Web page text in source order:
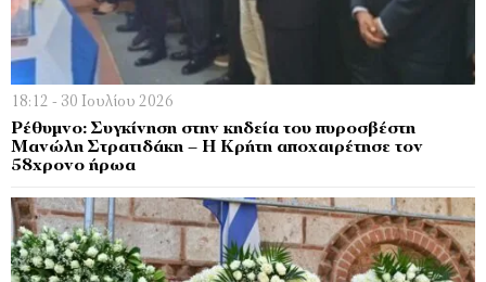
18:12 - 30 Ιουλίου 2026
Ρέθυμνο: Συγκίνηση στην κηδεία του πυροσβέστη
Μανώλη Στρατιδάκη – Η Κρήτη αποχαιρέτησε τον
58χρονο ήρωα